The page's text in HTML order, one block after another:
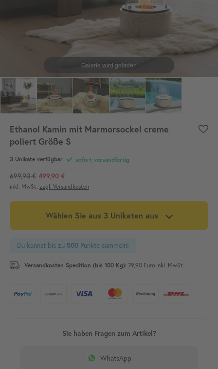
Ethanol Kamin mit Marmorsockel creme
poliert Größe S
3 Unikate verfügbar sofort versandfertig
699,90 € 499,90 €
inkl. MwSt. zzgl. Versandkosten
Wählen Sie aus 3 Unikaten aus
Du kannst bis zu 500 Punkte sammeln!
Versandkosten Spedition (bis 100 Kg): 29,90 Euro inkl. MwSt.
WhatsApp